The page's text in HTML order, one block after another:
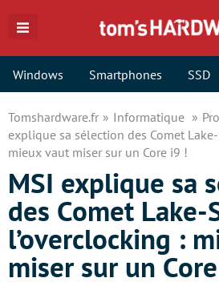
Windows Smartphones SSD
Tomshardware.fr Informatique
explique sa sélection des Comet
mieux vaut miser sur un Core i9 !
MSI explique sa
des Comet Lake-
l’overclocking :
miser sur un